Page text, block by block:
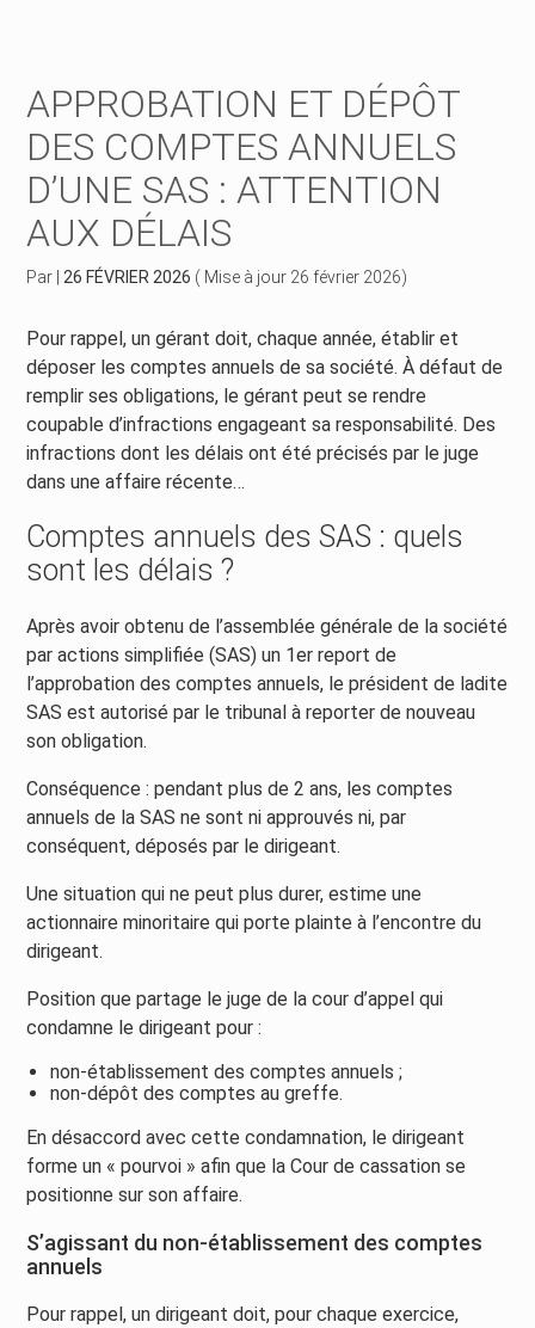
Développer votre entreprise
Construire votre patrimoine
Gérer vos ressources humaines
Dématérialiser vos documents
APPROBATION ET DÉPÔT
DES COMPTES ANNUELS
D’UNE SAS : ATTENTION
AUX DÉLAIS
Par 26 FÉVRIER 2026 ( Mise à jour 26 février 2026)
Pour rappel, un gérant doit, chaque année, établir et
déposer les comptes annuels de sa société. À défaut de
remplir ses obligations, le gérant peut se rendre
coupable d’infractions engageant sa responsabilité. Des
infractions dont les délais ont été précisés par le juge
dans une affaire récente…
Comptes annuels des SAS : quels
sont les délais ?
Après avoir obtenu de l’assemblée générale de la société
par actions simplifiée (SAS) un 1er report de
l’approbation des comptes annuels, le président de ladite
SAS est autorisé par le tribunal à reporter de nouveau
son obligation.
Conséquence : pendant plus de 2 ans, les comptes
annuels de la SAS ne sont ni approuvés ni, par
conséquent, déposés par le dirigeant.
Une situation qui ne peut plus durer, estime une
actionnaire minoritaire qui porte plainte à l’encontre du
dirigeant.
Position que partage le juge de la cour d’appel qui
condamne le dirigeant pour :
non-établissement des comptes annuels ;
non-dépôt des comptes au greffe.
En désaccord avec cette condamnation, le dirigeant
forme un « pourvoi » afin que la Cour de cassation se
positionne sur son affaire.
S’agissant du non-établissement des comptes
annuels
Pour rappel, un dirigeant doit, pour chaque exercice,